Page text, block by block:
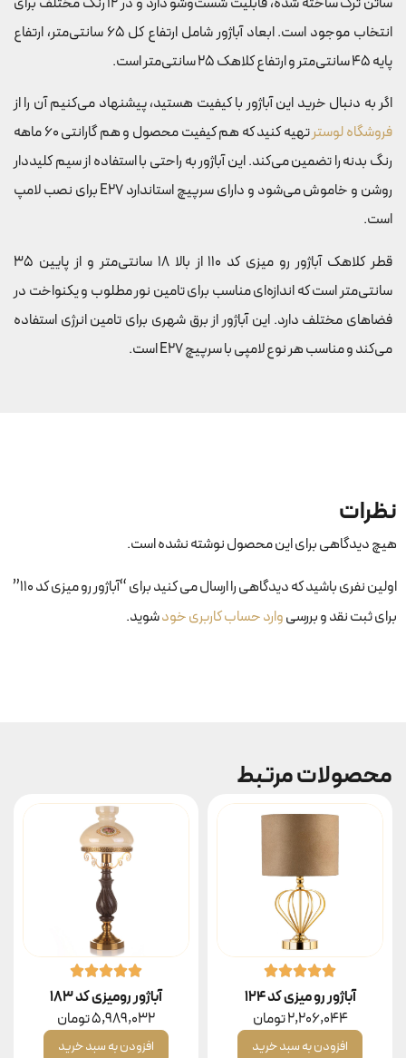
انتخاب موجود است. ابعاد آباژور شامل ارتفاع کل 65 سانتی‌متر، ارتفاع
پایه 45 سانتی‌متر و ارتفاع کلاهک 25 سانتی‌متر است.
اگر به دنبال خرید این آباژور با کیفیت هستید، پیشنهاد می‌کنیم آن را از
فروشگاه لوستر
تهیه کنید که هم کیفیت محصول و هم گارانتی 60 ماهه
رنگ بدنه را تضمین می‌کند. این آباژور به راحتی با استفاده از سیم کلیددار
روشن و خاموش می‌شود و دارای سرپیچ استاندارد E27 برای نصب لامپ
است.
قطر کلاهک آباژور رو میزی کد 110 از بالا 18 سانتی‌متر و از پایین 35
سانتی‌متر است که اندازه‌ای مناسب برای تامین نور مطلوب و یکنواخت در
فضاهای مختلف دارد. این آباژور از برق شهری برای تامین انرژی استفاده
می‌کند و مناسب هر نوع لامپی با سرپیچ E27 است.
نظرات
هیچ دیدگاهی برای این محصول نوشته نشده است.
اولین نفری باشید که دیدگاهی را ارسال می کنید برای “آباژور رو میزی کد ۱۱۰”
برای ثبت نقد و بررسیوارد حساب کاربری خودشوید.
محصولات مرتبط
آباژور رو میزی کد ۱۲۴
2,206,044تومان
افزودن به سبد خرید
آباژور رومیزی کد ۱۸۳
5,989,032تومان
افزودن به سبد خرید